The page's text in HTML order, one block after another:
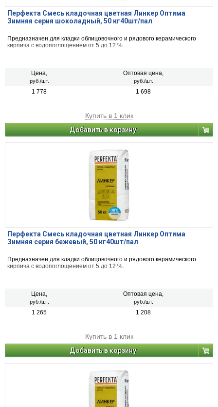
Перфекта Смесь кладочная цветная Линкер Оптима
Зимняя серия шоколадный, 50 кг40шт/пал
Предназначен для кладки облицовочного и рядового керамического
кирпича с водопоглощением от 5 до 12 %.
Цена,
руб./шт.
Оптовая цена,
руб./шт.
1 778 1 698
Купить в 1 клик
Добавить в корзину
Перфекта Смесь кладочная цветная Линкер Оптима
Зимняя серия бежевый, 50 кг40шт/пал
Предназначен для кладки облицовочного и рядового керамического
кирпича с водопоглощением от 5 до 12 %.
Цена,
руб./шт.
Оптовая цена,
руб./шт.
1 265 1 208
Купить в 1 клик
Добавить в корзину